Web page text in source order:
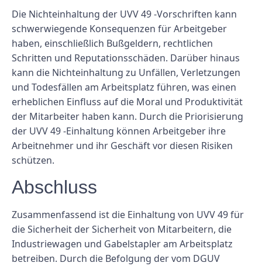
Die Nichteinhaltung der UVV 49 -Vorschriften kann
schwerwiegende Konsequenzen für Arbeitgeber
haben, einschließlich Bußgeldern, rechtlichen
Schritten und Reputationsschäden. Darüber hinaus
kann die Nichteinhaltung zu Unfällen, Verletzungen
und Todesfällen am Arbeitsplatz führen, was einen
erheblichen Einfluss auf die Moral und Produktivität
der Mitarbeiter haben kann. Durch die Priorisierung
der UVV 49 -Einhaltung können Arbeitgeber ihre
Arbeitnehmer und ihr Geschäft vor diesen Risiken
schützen.
Abschluss
Zusammenfassend ist die Einhaltung von UVV 49 für
die Sicherheit der Sicherheit von Mitarbeitern, die
Industriewagen und Gabelstapler am Arbeitsplatz
betreiben. Durch die Befolgung der vom DGUV